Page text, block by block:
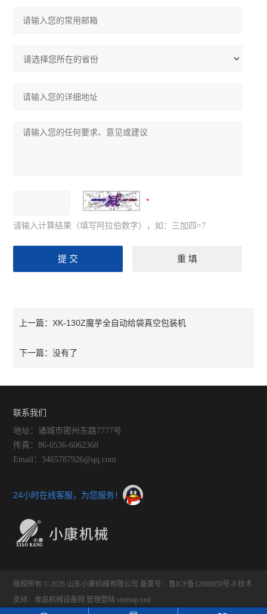
请输入计算结果（填写阿拉伯数字），如：三加四=7
上一篇：XK-130Z魔芋全自动给袋真空包装机
下一篇：没有了
联系我们
地址：诸城市密州东路7777号
传真：86-0536-6062368
Email：3465787926@qq.com
24小时在线客服，为您服务！
版权所有 © 2026 山东小康机械有限公司 备案号：鲁ICP备12008859号-8 技术
支持： 食品机械设备网 管理登陆 sitemap.xml